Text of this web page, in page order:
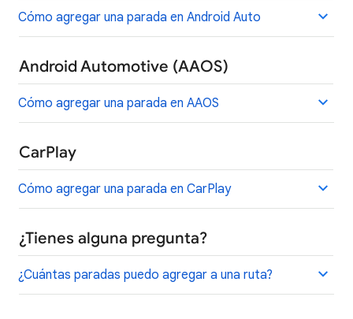
Cómo agregar una parada en Android Auto
Android Automotive (AAOS)
Cómo agregar una parada en AAOS
CarPlay
Cómo agregar una parada en CarPlay
¿Tienes alguna pregunta?
¿Cuántas paradas puedo agregar a una ruta?